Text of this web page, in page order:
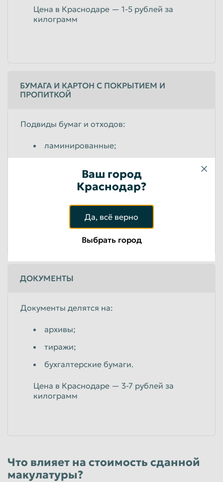
Цена в Краснодаре — 1-5 рублей за
килограмм
БУМАГА И КАРТОН С ПОКРЫТИЕМ И
ПРОПИТКОЙ
Подвиды бумаг и отходов:
ламинированные;
битумированные;
ДОКУМЕНТЫ
Документы делятся на:
архивы;
тиражи;
бухгалтерские бумаги.
Цена в Краснодаре — 3-7 рублей за
килограмм
Что влияет на стоимость сданной
макулатуры?
Ваш город
Краснодар?
Да, всё верно
Выбрать город